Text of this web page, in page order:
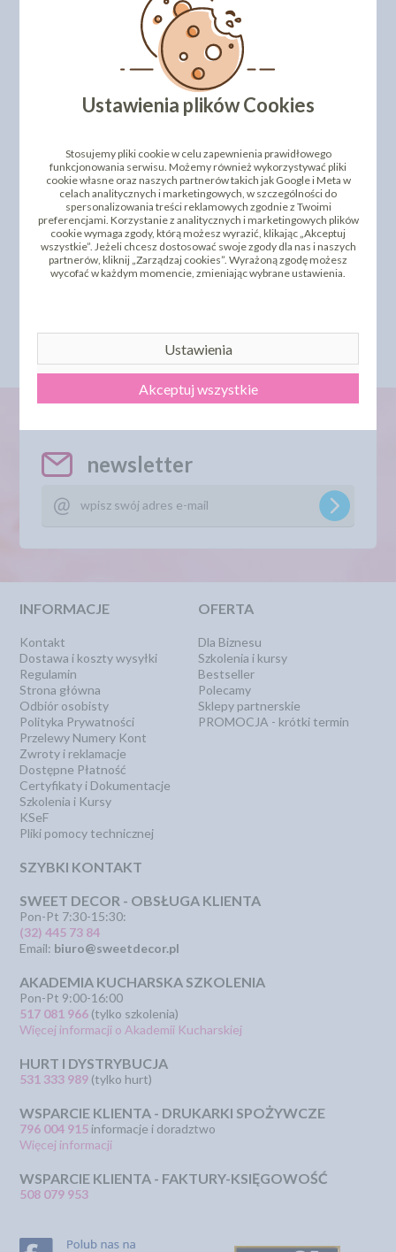
PRODUKTY PODOBNE
INNI KLIENCI KUPILI TEŻ
OKRĄGŁE PODKŁADY
POD TORT GRUBE- 30CM
WYDRUK JADALNY NA
PAPIERZE OPŁATKOWYM
- CLASSIC
newsletter
INFORMACJE
Kontakt
Dostawa i koszty wysyłki
Regulamin
Strona główna
Odbiór osobisty
Polityka Prywatności
Przelewy Numery Kont
Zwroty i reklamacje
Dostępne Płatność
Certyfikaty i Dokumentacje
Szkolenia i Kursy
KSeF
Pliki pomocy technicznej
OFERTA
Dla Biznesu
Szkolenia i kursy
Bestseller
Polecamy
Sklepy partnerskie
PROMOCJA - krótki termin
SZYBKI KONTAKT
SWEET DECOR - OBSŁUGA KLIENTA
Pon-Pt 7:30-15:30:
(32) 445 73 84
Email: biuro@sweetdecor.pl
AKADEMIA KUCHARSKA SZKOLENIA
Pon-Pt 9:00-16:00
517 081 966 (tylko szkolenia)
Więcej informacji o Akademii Kucharskiej
HURT I DYSTRYBUCJA
531 333 989 (tylko hurt)
WSPARCIE KLIENTA - DRUKARKI SPOŻYWCZE
796 004 915 informacje i doradztwo
Więcej informacji
WSPARCIE KLIENTA - FAKTURY-KSIĘGOWOŚĆ
508 079 953
Ustawienia plików Cookies
Stosujemy pliki cookie w celu zapewnienia prawidłowego
funkcjonowania serwisu. Możemy również wykorzystywać pliki
cookie własne oraz naszych partnerów takich jak Google i Meta w
celach analitycznych i marketingowych, w szczególności do
spersonalizowania treści reklamowych zgodnie z Twoimi
preferencjami. Korzystanie z analitycznych i marketingowych plików
cookie wymaga zgody, którą możesz wyrazić, klikając „Akceptuj
wszystkie”. Jeżeli chcesz dostosować swoje zgody dla nas i naszych
partnerów, kliknij „Zarządzaj cookies”. Wyrażoną zgodę możesz
wycofać w każdym momencie, zmieniając wybrane ustawienia.
Ustawienia
Akceptuj wszystkie